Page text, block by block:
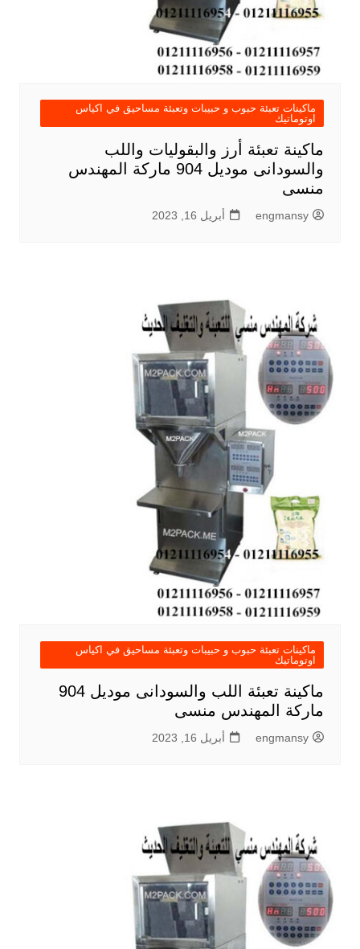
ماكينات تعبئة حبوب و حبيبات وتعبئة مساحيق في اكياس
اوتوماتيك
ماكينة تعبئة أرز والبقوليات واللب
والسودانى موديل 904 ماركة المهندس
منسى
engmansy أبريل 16, 2023
ماكينات تعبئة حبوب و حبيبات وتعبئة مساحيق في اكياس
اوتوماتيك
ماكينة تعبئة اللب والسودانى موديل 904
ماركة المهندس منسى
engmansy أبريل 16, 2023